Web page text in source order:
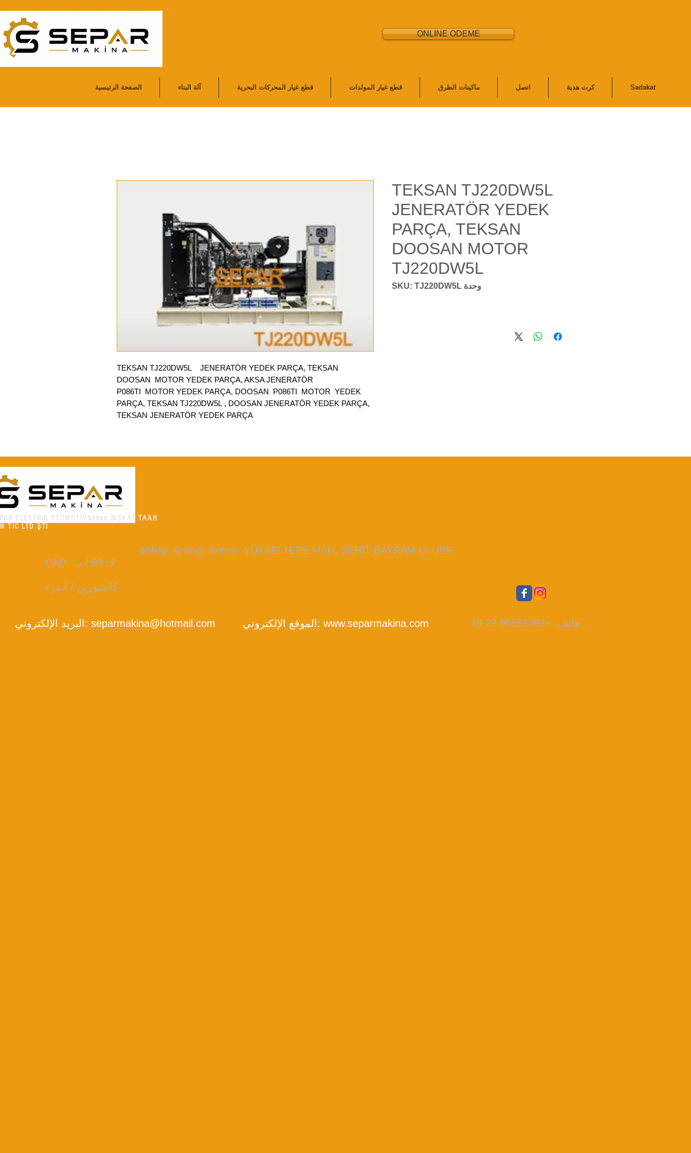
ONLINE ODEME
الصفحة الرئيسية آلة البناء قطع غيار المحركات البحرية قطع غيار المولدات ماكينات الطرق اتصل كرت هدية Sadakat
TEKSAN TJ220DW5L
JENERATÖR YEDEK PARÇA, TEKSAN
DOOSAN MOTOR YEDEK PARÇA, AKSA JENERATÖR
P086TI MOTOR YEDEK PARÇA, DOOSAN P086TI MOTOR YEDEK
PARÇA, TEKSAN TJ220DW5L , DOOSAN JENERATÖR YEDEK PARÇA,
TEKSAN JENERATÖR YEDEK PARÇA
TEKSAN TJ220DW5L
JENERATÖR YEDEK
PARÇA, TEKSAN
DOOSAN MOTOR
TJ220DW5L
وحدة SKU: TJ220DW5L
ELEKTRIK OTOMOTİV&nbsp;İNŞAAT TAAH
TİC LTD ŞTİ
&nbsp; &nbsp; &nbsp; YÜKSELTEPE MAH. SEHIT BAYRAM ULUER
CAD. لا: 63 / ب
كاشيورين / أنقرة
البريد الإلكتروني: separmakina@hotmail.com الموقع الإلكتروني: www.separmakina.com هاتف: +90552302 29 49